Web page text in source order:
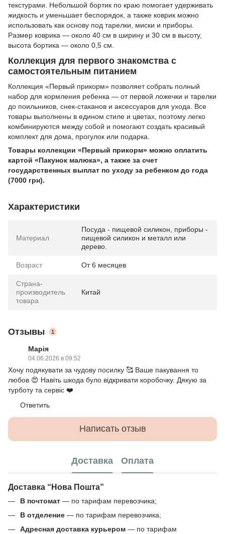
текстурами. Небольшой бортик по краю помогает удерживать
жидкость и уменьшает беспорядок, а также коврик можно
использовать как основу под тарелки, миски и приборы.
Размер коврика — около 40 см в ширину и 30 см в высоту,
высота бортика — около 0,5 см.
Коллекция для первого знакомства с
самостоятельным питанием
Коллекция «Первый прикорм» позволяет собрать полный
набор для кормления ребенка — от первой ложечки и тарелки
до поильников, снек-стаканов и аксессуаров для ухода. Все
товары выполнены в едином стиле и цветах, поэтому легко
комбинируются между собой и помогают создать красивый
комплект для дома, прогулок или подарка.
Товары коллекции «Первый прикорм» можно оплатить
картой «Пакунок малюка», а также за счет
государственных выплат по уходу за ребенком до года
(7000 грн).
Характеристики
Материал
Посуда - пищевой силикон, приборы -
пищевой силикон и металл или
дерево.
Возраст От 6 месяцев
Страна-
производитель
товара
Китай
Отзывы 1
Марія
04.06.2026 в 09:52
Хочу подякувати за чудову посилку 🥰 Ваше пакування то
любов 😍 Навіть шкода було відкривати коробочку. Дякую за
турботу та сервіс ❤️
Ответить
Написать отзыв
Доставка Оплата
Доставка “Нова Пошта”
В почтомат — по тарифам перевозчика;
В отделение — по тарифам перевозчика;
Адресная доставка курьером — по тарифам